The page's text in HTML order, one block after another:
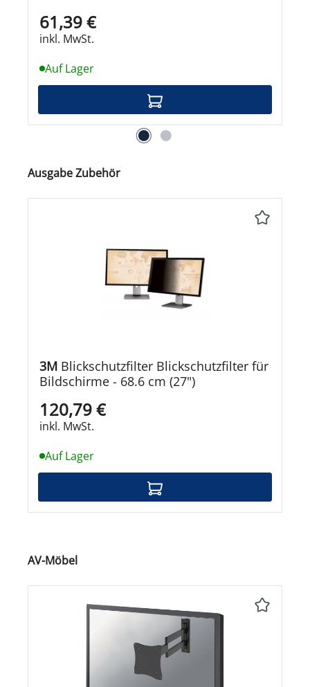
61,39 €
inkl. MwSt.
Auf Lager
Produktgalerie überspringen
Ausgabe Zubehör
3M
Bildschirme - 68.6 cm (27")
120,79 €
inkl. MwSt.
Auf Lager
Produktgalerie überspringen
AV-Möbel